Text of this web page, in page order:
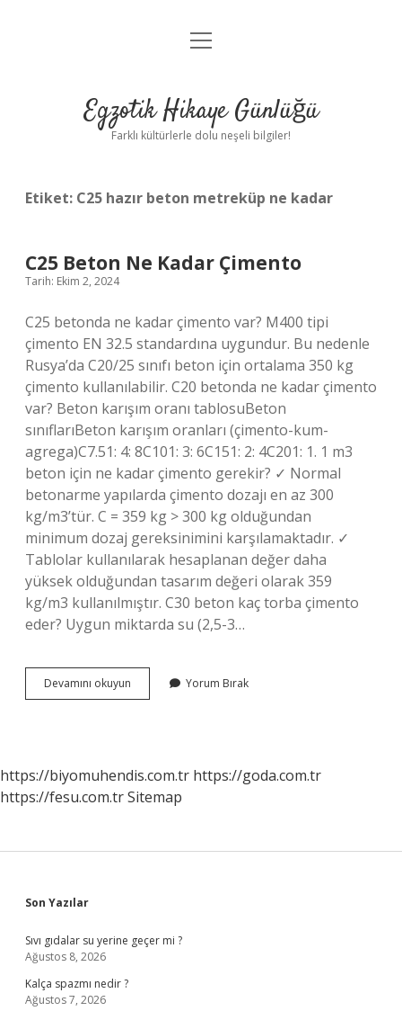
Anasayfa
Yasal Uyarı
menüyü
Egzotik Hikaye Günlüğü
Farklı kültürlerle dolu neşeli bilgiler!
Etiket: C25 hazır beton metreküp ne kadar
C25 Beton Ne Kadar Çimento
Tarih: Ekim 2, 2024
C25 betonda ne kadar çimento var? M400 tipi
çimento EN 32.5 standardına uygundur. Bu nedenle
Rusya’da C20/25 sınıfı beton için ortalama 350 kg
çimento kullanılabilir. C20 betonda ne kadar çimento
var? Beton karışım oranı tablosuBeton
sınıflarıBeton karışım oranları (çimento-kum-
agrega)C7.51: 4: 8C101: 3: 6C151: 2: 4C201: 1. 1 m3
beton için ne kadar çimento gerekir? ✓ Normal
betonarme yapılarda çimento dozajı en az 300
kg/m3’tür. C = 359 kg > 300 kg olduğundan
minimum dozaj gereksinimini karşılamaktadır. ✓
Tablolar kullanılarak hesaplanan değer daha
yüksek olduğundan tasarım değeri olarak 359
kg/m3 kullanılmıştır. C30 beton kaç torba çimento
eder? Uygun miktarda su (2,5-3…
Devamını okuyun
Beton
Yorum Bırak
https://biyomuhendis.com.tr https://goda.com.tr
https://fesu.com.trSitemap
Sidebar
Son Yazılar
Sıvı gıdalar su yerine geçer mi ?
Ağustos 8, 2026
Kalça spazmı nedir ?
Ağustos 7, 2026